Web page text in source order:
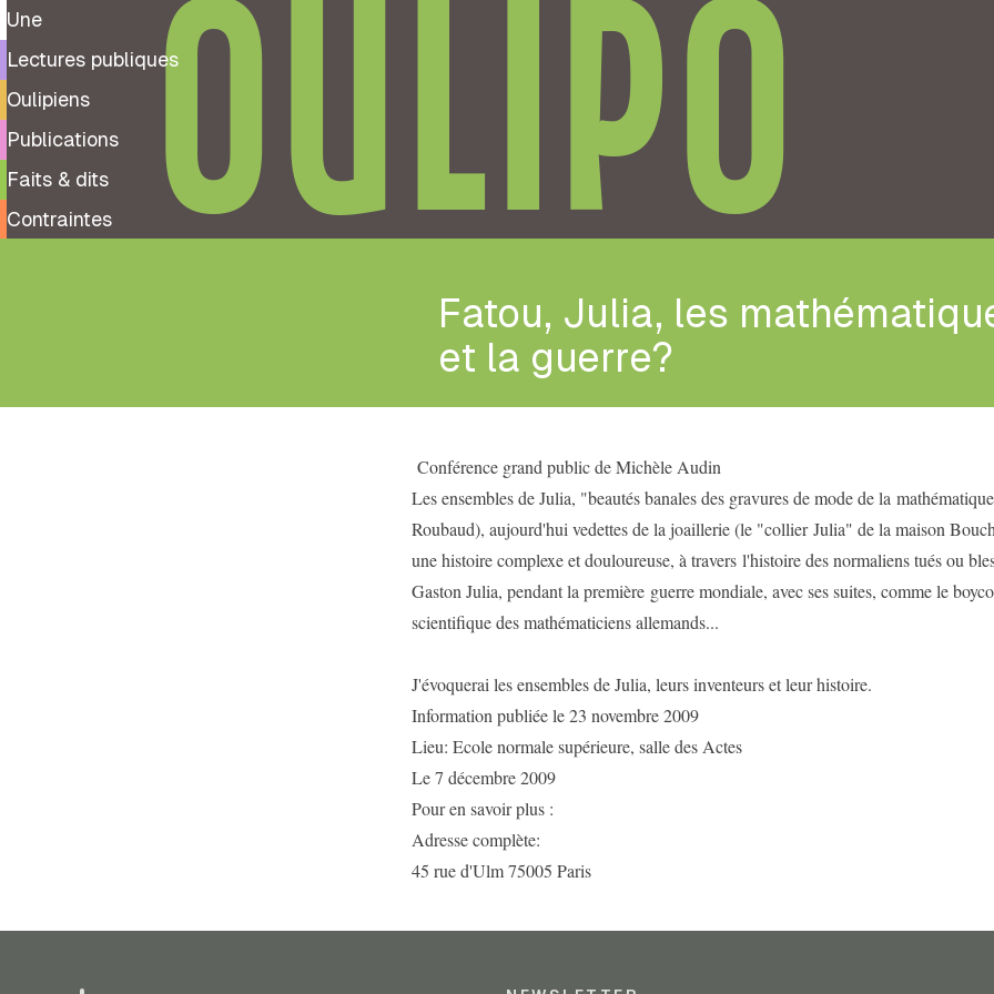
Une
Lectures publiques
Oulipiens
Publications
Faits & dits
Contraintes
OULIPO
Fatou, Julia, les
et la guerre?
Conférence grand public de Michèle Audin
Les ensembles de Julia, "beautés banales des gravures de mode de la
Roubaud), aujourd'hui vedettes de la joaillerie (le "collier Julia" de la maison
une histoire complexe et douloureuse, à travers l'histoire des normaliens tués ou
Gaston Julia, pendant la première guerre mondiale, avec ses suites, comme le
scientifique des mathématiciens allemands...
J'évoquerai les ensembles de Julia, leurs inventeurs et leur histoire.
Information publiée le 23 novembre 2009
Lieu: Ecole normale supérieure, salle des Actes
Le 7 décembre 2009
Pour en savoir plus :
Adresse complète:
45 rue d'Ulm 75005 Paris